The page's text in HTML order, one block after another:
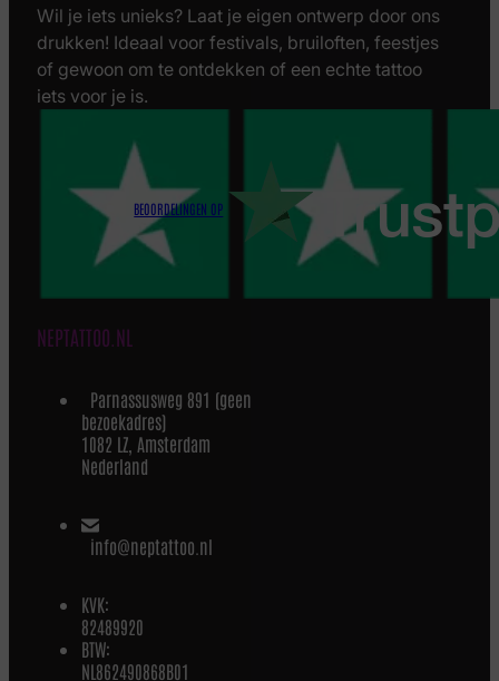
Wil je iets unieks? Laat je eigen ontwerp door ons
drukken! Ideaal voor festivals, bruiloften, feestjes
of gewoon om te ontdekken of een echte tattoo
iets voor je is.
BEOORDELINGEN OP
NEPTATTOO.NL
Parnassusweg 891 (geen
bezoekadres)
1082 LZ, Amsterdam
Nederland
info@neptattoo.nl
KVK:
82489920
BTW:
NL862490868B01